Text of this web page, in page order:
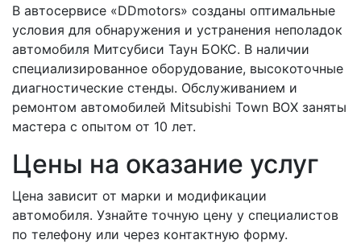
В автосервисе «DDmotors» созданы оптимальные
условия для обнаружения и устранения неполадок
автомобиля Митсубиси Таун БОКС. В наличии
специализированное оборудование, высокоточные
диагностические стенды. Обслуживанием и
ремонтом автомобилей Mitsubishi Town BOX заняты
мастера с опытом от 10 лет.
Цены на оказание услуг
Цена зависит от марки и модификации
автомобиля. Узнайте точную цену у специалистов
по телефону или через контактную форму.